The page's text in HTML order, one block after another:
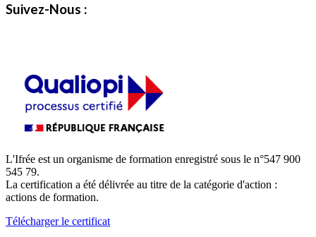
Suivez-Nous :
L'Ifrée est un organisme de formation enregistré sous le n°547 900
545 79.
La certification a été délivrée au titre de la catégorie d'action :
actions de formation.
Télécharger le certificat